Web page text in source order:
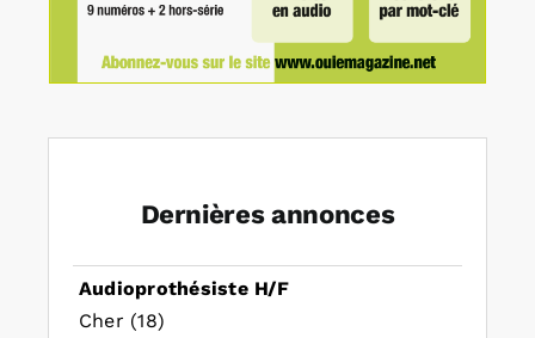
Dernières annonces
Audioprothésiste H/F
Cher (18)